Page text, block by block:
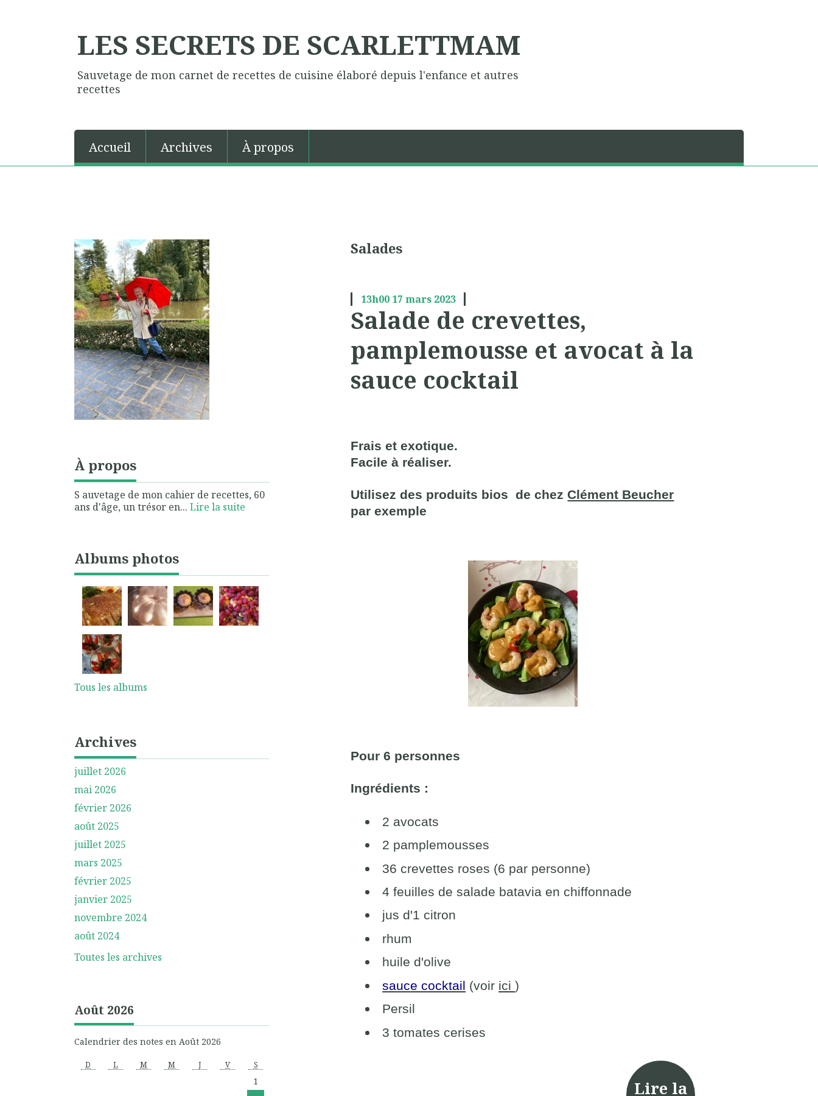
LES SECRETS DE SCARLETTMAM
Sauvetage de mon carnet de recettes de cuisine élaboré depuis l'enfance et autres
recettes
Accueil Archives À propos
À propos
S auvetage de mon cahier de recettes, 60
ans d'âge, un trésor en... Lire la suite
Albums photos
Tous les albums
Archives
juillet 2026
mai 2026
février 2026
août 2025
juillet 2025
mars 2025
février 2025
janvier 2025
novembre 2024
août 2024
Toutes les archives
Août 2026
Calendrier des notes en Août 2026
D L M M J V S
1
Salades
13h00 17 mars 2023
Salade de crevettes,
pamplemousse et avocat à la
sauce cocktail
Frais et exotique.
Facile à réaliser.
Utilisez des produits bios de chez Clément Beucher
par exemple
Pour 6 personnes
Ingrédients :
2 avocats
2 pamplemousses
36 crevettes roses (6 par personne)
4 feuilles de salade batavia en chiffonnade
jus d'1 citron
rhum
huile d'olive
sauce cocktail (voir ici)
Persil
3 tomates cerises
Lire la